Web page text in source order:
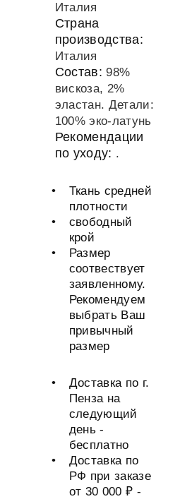
Италия
Страна
производства:
Италия
Состав:98%
вискоза, 2%
эластан. Детали:
100% эко-латунь
Рекомендации
по уходу: .
Ткань средней
плотности
свободный
крой
Размер
соотвествует
заявленному.
Рекомендуем
выбрать Ваш
привычный
размер
Доставка по г.
Пенза на
следующий
день -
бесплатно
Доставка по
РФ при заказе
от 30 000 ₽ -